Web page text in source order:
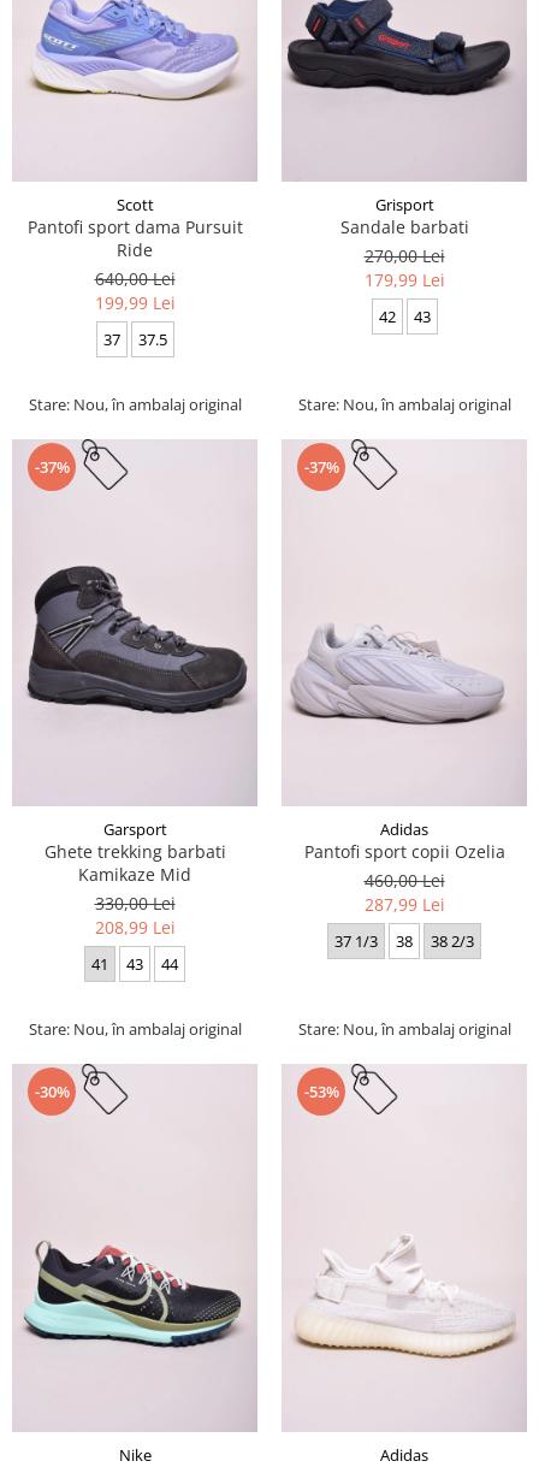
Scott
Pantofi sport dama Pursuit
Ride
640,00 Lei
199,99 Lei
37 37.5
Stare: Nou, în ambalaj original
Grisport
Sandale barbati
270,00 Lei
179,99 Lei
42 43
Stare: Nou, în ambalaj original
-37%
Garsport
Ghete trekking barbati
Kamikaze Mid
330,00 Lei
208,99 Lei
41 43 44
Stare: Nou, în ambalaj original
-37%
Adidas
Pantofi sport copii Ozelia
460,00 Lei
287,99 Lei
37 1/3 38 38 2/3
Stare: Nou, în ambalaj original
-30%
Nike
-53%
Adidas